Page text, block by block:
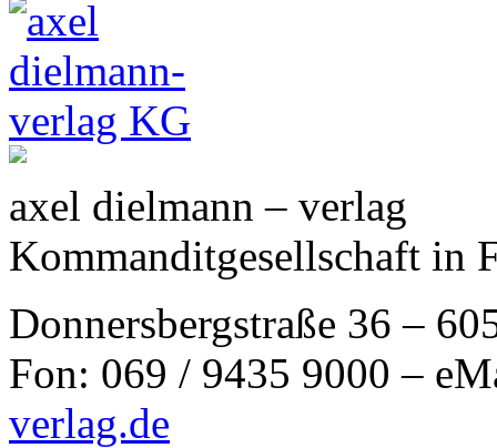
axel dielmann – verlag
Kommanditgesellschaft in
Donnersbergstraße 36 –
Fon: 069 / 9435 9000 –
verlag.de